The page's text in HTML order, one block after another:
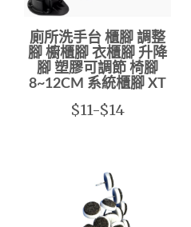
廁所洗手台 櫃腳 調整
腳 櫥櫃腳 衣櫃腳 升降
腳 塑膠可調節 椅腳
8~12CM 系統櫃腳 XT
$11-$14